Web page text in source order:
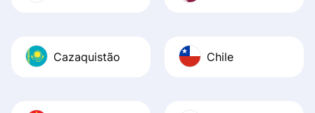
Cazaquistão Chile